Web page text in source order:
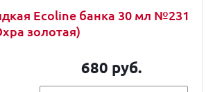
Ecoline банка 30 мл №231
золотая)
680 руб.